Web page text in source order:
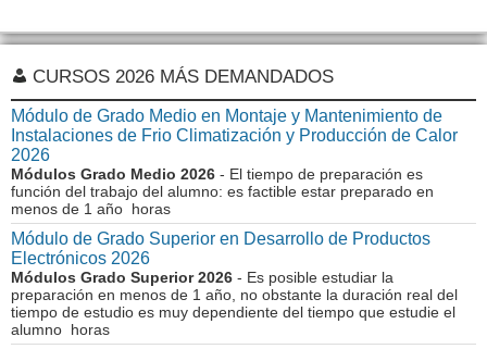
CURSOS 2026 MÁS DEMANDADOS
Módulo de Grado Medio en Montaje y Mantenimiento de
Instalaciones de Frio Climatización y Producción de Calor
2026
Módulos Grado Medio 2026 - El tiempo de preparación es
función del trabajo del alumno: es factible estar preparado en
menos de 1 año horas
Módulo de Grado Superior en Desarrollo de Productos
Electrónicos 2026
Módulos Grado Superior 2026 - Es posible estudiar la
preparación en menos de 1 año, no obstante la duración real del
tiempo de estudio es muy dependiente del tiempo que estudie el
alumno horas